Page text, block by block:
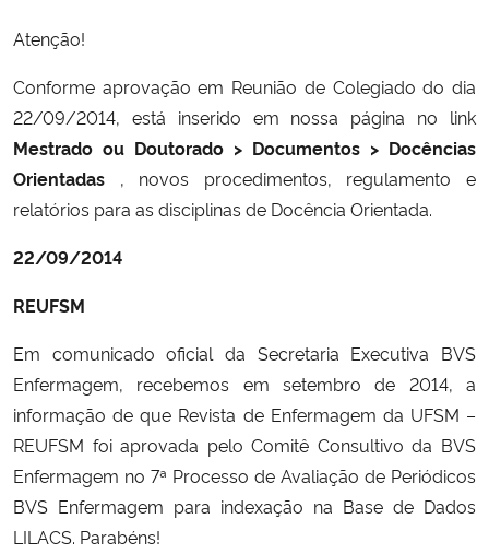
Atenção!
Conforme aprovação em Reunião de Colegiado do dia
22/09/2014, está inserido em nossa página no link
Mestrado ou Doutorado > Documentos > Docências
Orientadas , novos procedimentos, regulamento e
relatórios para as disciplinas de Docência Orientada.
22/09/2014
REUFSM
Em comunicado oficial da Secretaria Executiva BVS
Enfermagem, recebemos em setembro de 2014, a
informação de que Revista de Enfermagem da UFSM –
REUFSM foi aprovada pelo Comitê Consultivo da BVS
Enfermagem no 7ª Processo de Avaliação de Periódicos
BVS Enfermagem para indexação na Base de Dados
LILACS. Parabéns!